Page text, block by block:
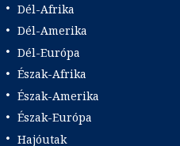
Dél-Afrika
Dél-Amerika
Dél-Európa
Észak-Afrika
Észak-Amerika
Észak-Európa
Hajóutak